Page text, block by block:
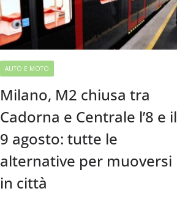
AUTO E MOTO
Milano, M2 chiusa tra
Cadorna e Centrale l’8 e il
9 agosto: tutte le
alternative per muoversi
in città